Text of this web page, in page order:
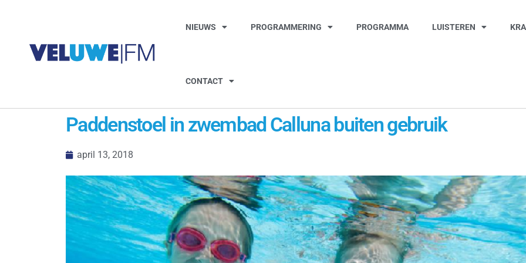
NIEUWS PROGRAMMERING PROGRAMMA LUISTEREN
CONTACT
Paddenstoel in zwembad Calluna buiten gebruik
april 13, 2018